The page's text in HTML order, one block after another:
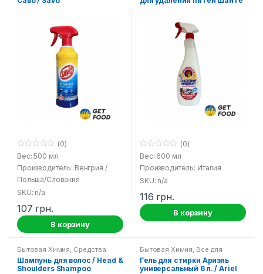
0
o
u
o
f
5
(0)
Вес: 500 мл
Производитель: Венгрия /
Польша/Словакия
SKU: n/a
107 грн.
В корзину
0
o
u
o
5
(0)
Вес: 600 мл
Производитель: Италия
SKU: n/a
116 грн.
В корзину
Бытовая Химия, Средства
гигиены
Шампунь для волос / Head &
Shoulders Shampoo
Бытовая Химия, Все для
стирки Жидкие порошки для
стирки,Продукция от Ariel и
Persil
Гель для стирки Ариэль
универсальный 6 л. / Ariel